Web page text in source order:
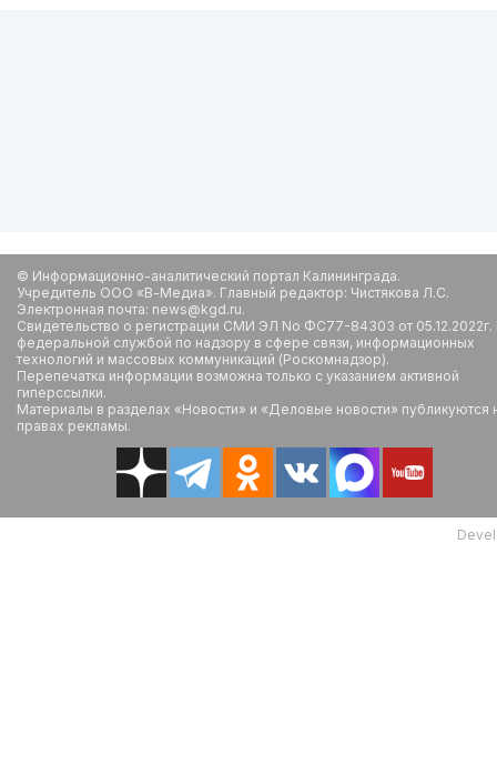
© Информационно-аналитический портал Калининграда.
Учредитель ООО «В-Медиа». Главный редактор: Чистякова Л.С.
Электронная почта: news@kgd.ru.
Свидетельство о регистрации СМИ ЭЛ No ФС77-84303 от
федеральной службой по надзору в сфере связи, информационных
технологий и массовых коммуникаций (Роскомнадзор).
Перепечатка информации возможна только с указанием активной
гиперссылки.
Материалы в разделах «Новости» и «Деловые новости» публикуются
правах рекламы.